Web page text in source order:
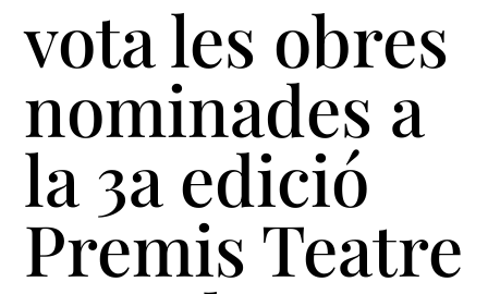
vota les obres
nominades a
la 3a edició
Premis Teatre